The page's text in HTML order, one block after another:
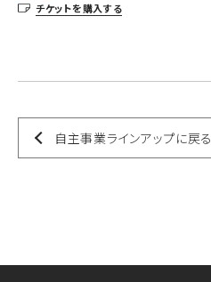
チケットを購入する
自主事業ラインアップに戻る